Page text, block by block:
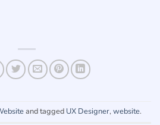
and tagged UX Designer, website.